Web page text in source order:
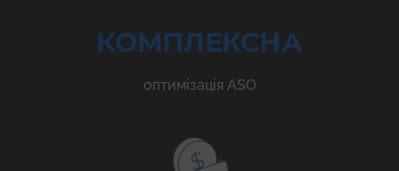
КОМПЛЕКСНА
оптимізація ASO